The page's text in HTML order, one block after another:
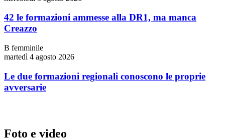
42 le formazioni ammesse alla DR1, ma manca
Creazzo
B femminile
martedì 4 agosto 2026
Le due formazioni regionali conoscono le proprie
avversarie
Foto e video